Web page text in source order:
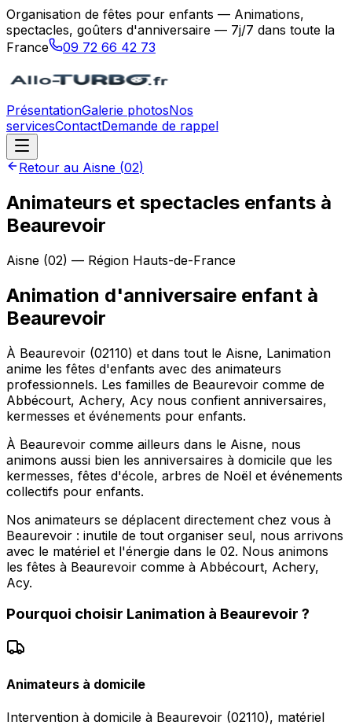
Organisation de fêtes pour enfants — Animations,
spectacles, goûters d'anniversaire — 7j/7 dans toute la
France
09 72 66 42 73
PrésentationGalerie photosNos
servicesContactDemande de rappel
Retour au Aisne (02)
Animateurs et spectacles enfants à
Beaurevoir
Aisne (02) — Région Hauts-de-France
Animation d'anniversaire enfant à
Beaurevoir
À Beaurevoir (02110) et dans tout le Aisne, Lanimation
anime les fêtes d'enfants avec des animateurs
professionnels. Les familles de Beaurevoir comme de
Abbécourt, Achery, Acy nous confient anniversaires,
kermesses et événements pour enfants.
À Beaurevoir comme ailleurs dans le Aisne, nous
animons aussi bien les anniversaires à domicile que les
kermesses, fêtes d'école, arbres de Noël et événements
collectifs pour enfants.
Nos animateurs se déplacent directement chez vous à
Beaurevoir : inutile de tout organiser seul, nous arrivons
avec le matériel et l'énergie dans le 02. Nous animons
les fêtes à Beaurevoir comme à Abbécourt, Achery,
Acy.
Pourquoi choisir Lanimation à Beaurevoir ?
Animateurs à domicile
Intervention à domicile à Beaurevoir (02110), matériel